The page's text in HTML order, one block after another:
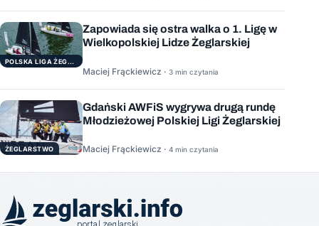
POLSKA LIGA ŻEGLARSKA
Zapowiada się ostra walka o 1. Ligę w
Wielkopolskiej Lidze Żeglarskiej
Maciej Frąckiewicz · 3 min czytania
ŻEGLARSTWO
Gdański AWFiS wygrywa drugą rundę
Młodzieżowej Polskiej Ligi Żeglarskiej
Maciej Frąckiewicz · 4 min czytania